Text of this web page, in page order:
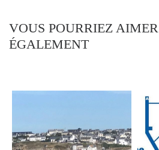
VOUS POURRIEZ AIMER
ÉGALEMENT